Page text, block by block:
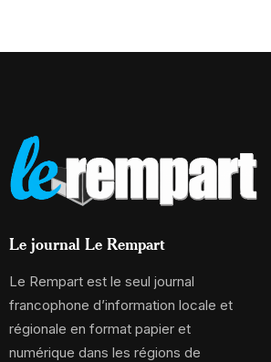
Le journal Le Rempart
Le Rempart est le seul journal
francophone d’information locale et
régionale en format papier et
numérique dans les régions de